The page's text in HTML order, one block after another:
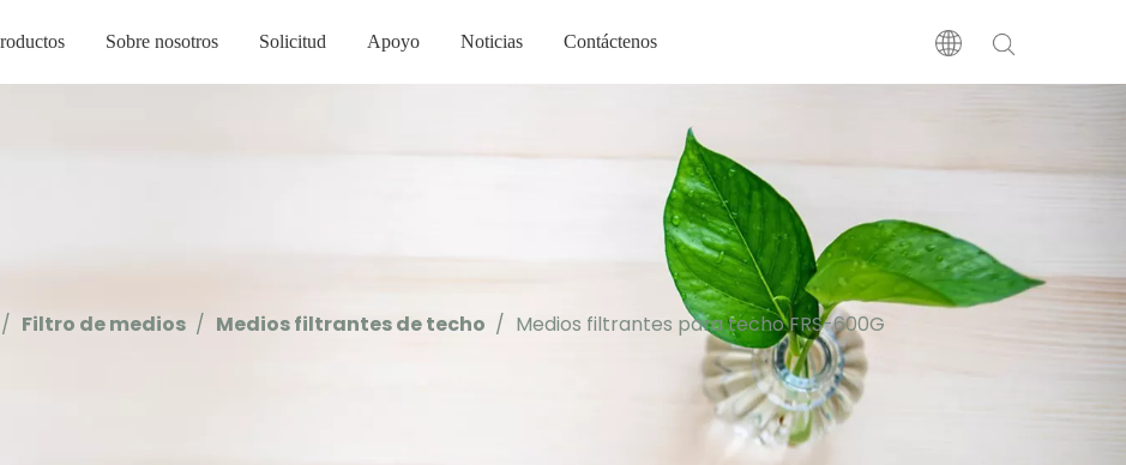
Sobre nosotros Solicitud Apoyo Noticias Contáctenos
/ Filtro de medios / Medios filtrantes de techo / Medios filtrantes para techo FRS-600G